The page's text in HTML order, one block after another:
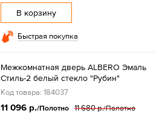
В корзину
Быстрая покупка
Межкомнатная дверь ALBERO Эмаль
Стиль-2 белый стекло "Рубин"
Код товара: 184037
11 096 р./Полотно 11 680 р./Полотно